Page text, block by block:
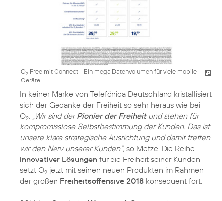
O2 Free mit Connect - Ein mega Datenvolumen für viele mobile
Geräte
In keiner Marke von Telefónica Deutschland kristallisiert
sich der Gedanke der Freiheit so sehr heraus wie bei
O2: „Wir sind derPionier der Freiheitund stehen für
kompromisslose Selbstbestimmung der Kunden. Das ist
unsere klare strategische Ausrichtung und damit treffen
wir den Nerv unserer Kunden“, so Metze. Die Reihe
innovativer Lösungen für die Freiheit seiner Kunden
setzt O2 jetzt mit seinen neuen Produkten im Rahmen
der großen Freiheitsoffensive 2018 konsequent fort.